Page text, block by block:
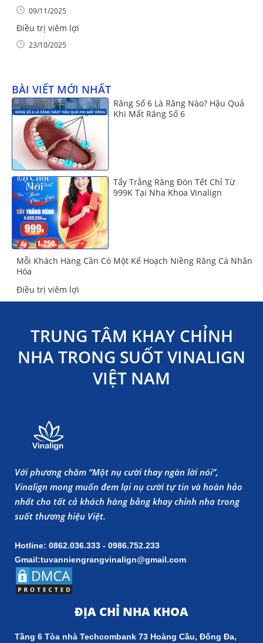
09/11/2025
Điều trị viêm lợi
23/10/2025
BÀI VIẾT MỚI NHẤT
Răng Số 6 Là Răng Nào? Hậu Quả
Khi Mất Răng Số 6
Tẩy Trắng Răng Đón Tết Chỉ Từ
999K Tại Nha Khoa Vinalign
Mỗi Khách Hàng Cần Có Một Kế Hoạch Niềng Răng Cá Nhân
Hóa
Điều trị viêm lợi
TRUNG TÂM KHAY CHỈNH
NHA TRONG SUỐT VINALIGN
VIỆT NAM
Với phương châm “Một nụ cười thay ngàn lời nói”,
Vinalign mong muốn đem lại nụ cười tự tin và hoàn hảo
nhất cho tất cả khách hàng bằng khay chỉnh nha trong
suốt thương hiệu Việt.
Hotline: 0862.036.333 - 0986.752.233
Gmail:tuvanniengrangvinalign@gmail.com
ĐỊA CHỈ NHA KHOA
Tầng 6 Tòa nhà Techcombank 73 Hoàng Cầu, Đống Đa,